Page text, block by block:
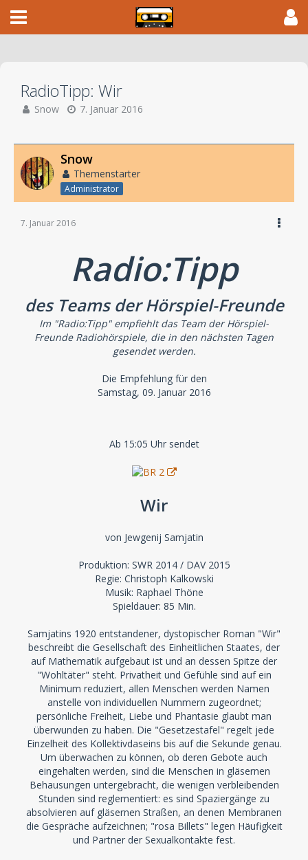
RadioTipp: Wir
Snow 7. Januar 2016
Snow
Themenstarter
Administrator
7. Januar 2016
Radio:Tipp
des Teams der Hörspiel-Freunde
Im "Radio:Tipp" empfiehlt das Team der Hörspiel-
Freunde Radiohörspiele, die in den nächsten Tagen
gesendet werden.
Die Empfehlung für den
Samstag, 09. Januar 2016
Ab 15:05 Uhr sendet
Wir
von Jewgenij Samjatin
Produktion: SWR 2014 / DAV 2015
Regie: Christoph Kalkowski
Musik: Raphael Thöne
Spieldauer: 85 Min.
Samjatins 1920 entstandener, dystopischer Roman "Wir"
beschreibt die Gesellschaft des Einheitlichen Staates, der
auf Mathematik aufgebaut ist und an dessen Spitze der
"Wohltäter" steht. Privatheit und Gefühle sind auf ein
Minimum reduziert, allen Menschen werden Namen
anstelle von individuellen Nummern zugeordnet;
persönliche Freiheit, Liebe und Phantasie glaubt man
überwunden zu haben. Die "Gesetzestafel" regelt jede
Einzelheit des Kollektivdaseins bis auf die Sekunde genau.
Um überwachen zu können, ob deren Gebote auch
eingehalten werden, sind die Menschen in gläsernen
Behausungen untergebracht, die wenigen verbleibenden
Stunden sind reglementiert: es sind Spaziergänge zu
absolvieren auf gläsernen Straßen, an denen Membranen
die Gespräche aufzeichnen; "rosa Billets" legen Häufigkeit
und Partner der Sexualkontakte fest.